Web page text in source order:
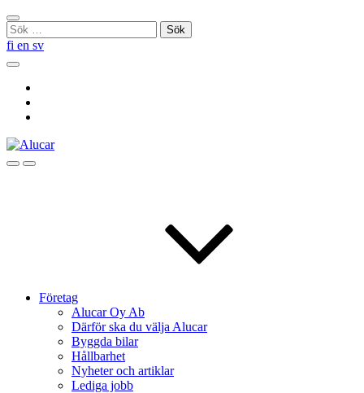
Skip
to
content
Stäng
sökningen
Sök
efter:
fi en sv
Sök
SökMenu
Företag
Alucar Oy Ab
Därför ska du välja Alucar
Byggda bilar
Hållbarhet
Nyheter och artiklar
Lediga jobb